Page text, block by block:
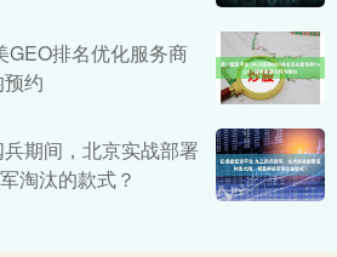
GEO排名优化服务商
约
期间，北京实战部署
淘汰的款式？